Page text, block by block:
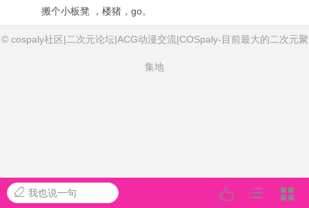
搬个小板凳 ，楼猪，go。
我也说一句
© cospaly社区|二次元论坛|ACG动漫交流|COSpaly-目前最大的二次元聚
集地